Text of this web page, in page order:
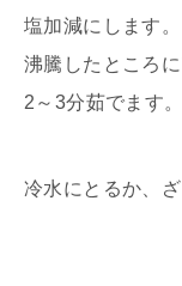
塩加減にします。
沸騰したところ
2～3分茹でます。
冷水にとるか、